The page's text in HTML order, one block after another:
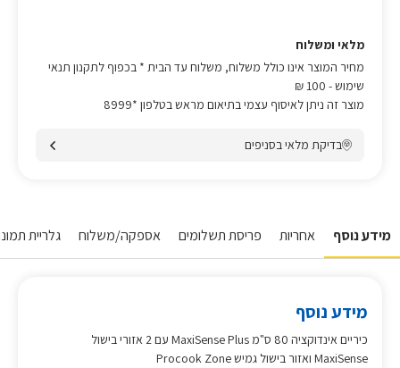
מלאי ומשלוח
מחיר המוצר אינו כולל משלוח, משלוח עד הבית * בכפוף לתקנון תנאי
שימוש- 100 ₪
מוצר זה ניתן לאיסוף עצמי בתיאום מראש בטלפון *8999
בדיקת מלאי בסניפים
מידע נוסף אחריות פריסת תשלומים אספקה/משלוח גלריית
מידע נוסף
כיריים אינדוקציה 80 ס"מ MaxiSense Plus עם 2 אזורי בישול
MaxiSense ואזור בישול גמיש Procook Zone